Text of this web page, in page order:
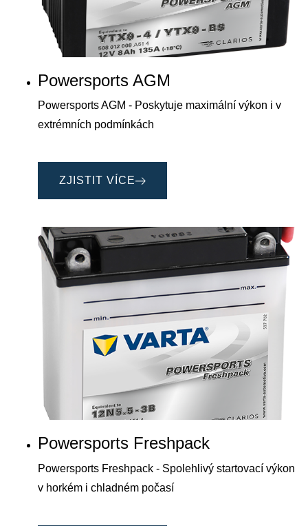
Powersports AGM
Powersports AGM - Poskytuje maximální výkon i v
extrémních podmínkách
ZJISTIT VÍCE
Powersports Freshpack
Powersports Freshpack - Spolehlivý startovací výkon
v horkém i chladném počasí